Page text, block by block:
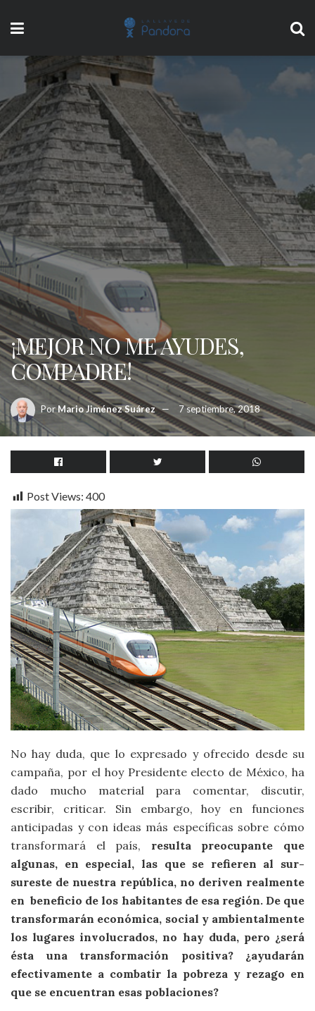
¡MEJOR NO ME AYUDES,
COMPADRE!
Por Mario Jiménez Suárez 7 septiembre, 2018
Post Views: 400
No hay duda, que lo expresado y ofrecido desde su
campaña, por el hoy Presidente electo de México, ha
dado mucho material para comentar, discutir,
escribir, criticar. Sin embargo, hoy en funciones
anticipadas y con ideas más específicas sobre cómo
transformará el país, resulta preocupante que
algunas, en especial, las que se refieren al sur-
sureste de nuestra república, no deriven realmente
en beneficio de los habitantes de esa región. De que
transformarán económica, social y ambientalmente
los lugares involucrados, no hay duda, pero ¿será
ésta una transformación positiva? ¿ayudarán
efectivamente a combatir la pobreza y rezago en
que se encuentran esas poblaciones?